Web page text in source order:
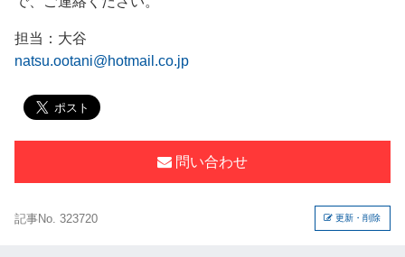
担当：大谷
natsu.ootani@hotmail.co.jp
問い合わせ
記事No. 323720 更新・削除